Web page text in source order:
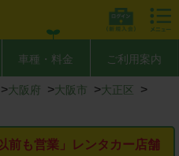
車種・料金 ご利用案内
>大阪府 >大阪市 >大正区 >
前も営業」レンタカー店舗